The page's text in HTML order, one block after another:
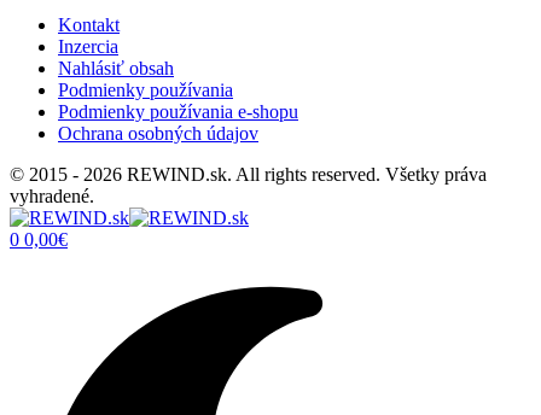
Kontakt
Inzercia
Nahlásiť obsah
Podmienky používania
Podmienky používania e-shopu
Ochrana osobných údajov
© 2015 - 2026 REWIND.sk. All rights reserved. Všetky práva
vyhradené.
0 0,00€